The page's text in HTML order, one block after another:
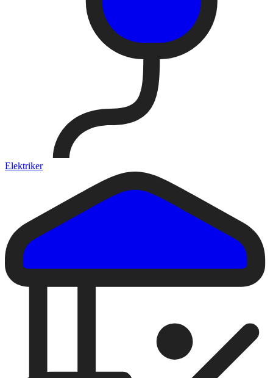
Elektriker